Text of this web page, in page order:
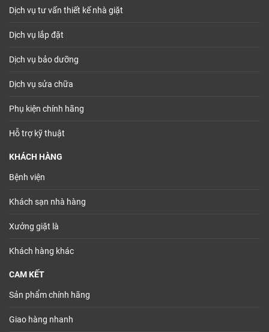
Dịch vụ tư vấn thiết kế nhà giặt
Dịch vụ lắp đặt
Dịch vụ bảo dưỡng
Dịch vụ sửa chữa
Phụ kiện chính hãng
Hỗ trợ kỹ thuật
KHÁCH HÀNG
Bệnh viện
Khách sạn nhà hàng
Xưởng giặt là
Khách hàng khác
CAM KẾT
Sản phẩm chính hãng
Giao hàng nhanh